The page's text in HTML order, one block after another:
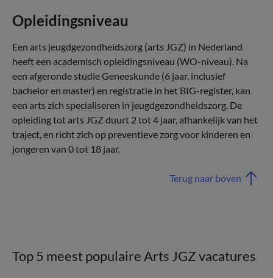
Opleidingsniveau
Een arts jeugdgezondheidszorg (arts JGZ) in Nederland
heeft een academisch opleidingsniveau (WO-niveau). Na
een afgeronde studie Geneeskunde (6 jaar, inclusief
bachelor en master) en registratie in het BIG-register, kan
een arts zich specialiseren in jeugdgezondheidszorg. De
opleiding tot arts JGZ duurt 2 tot 4 jaar, afhankelijk van het
traject, en richt zich op preventieve zorg voor kinderen en
jongeren van 0 tot 18 jaar.
Terug naar boven
Top 5 meest populaire Arts JGZ vacatures